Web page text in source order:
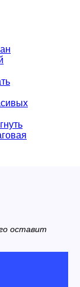
оставит